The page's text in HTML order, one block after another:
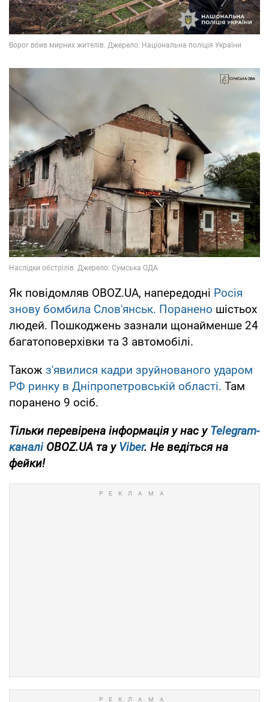
Як повідомляв OBOZ.UA, напередодні Росія
знову бомбила Слов'янськ. Поранено шістьох
людей. Пошкоджень зазнали щонайменше 24
багатоповерхівки та 3 автомобілі.
Також з'явилися кадри зруйнованого ударом
РФ ринку в Дніпропетровській області. Там
поранено 9 осіб.
Тільки перевірена інформація у нас уTelegram-
каналіOBOZ.UA та уViber. Не ведіться на
фейки!